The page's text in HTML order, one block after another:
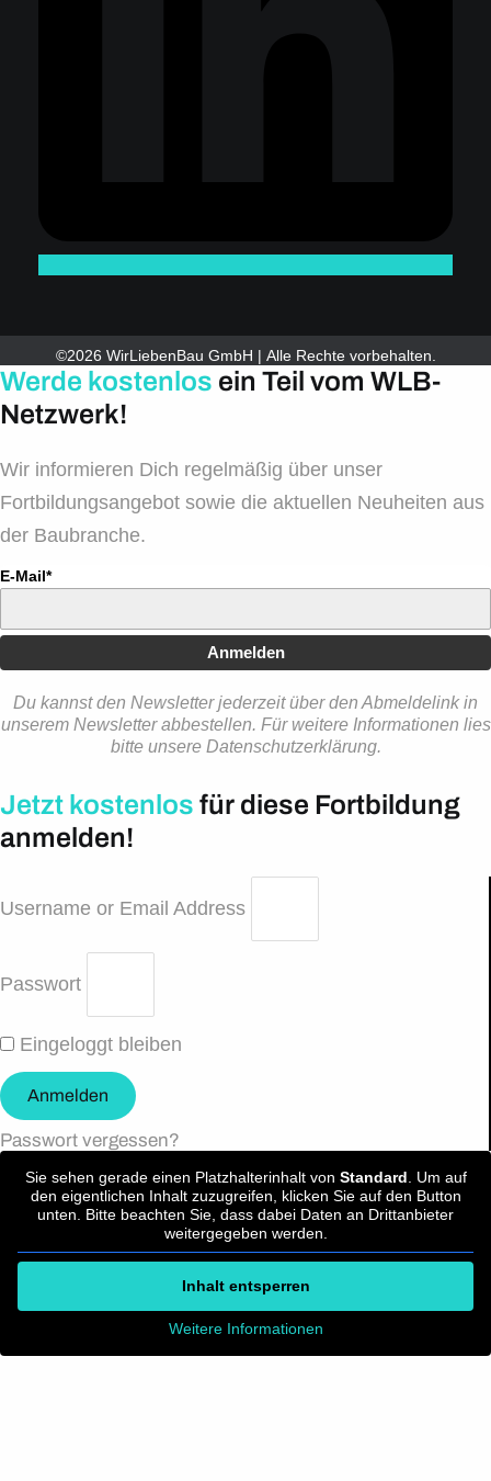
©2026 WirLiebenBau GmbH | Alle Rechte vorbehalten.
Werde kostenlos ein Teil vom WLB-
Netzwerk!
Wir informieren Dich regelmäßig über unser
Fortbildungsangebot sowie die aktuellen Neuheiten aus
der Baubranche.
E-Mail*
Anmelden
Du kannst den Newsletter jederzeit über den Abmeldelink in
unserem Newsletter abbestellen. Für weitere Informationen lies
bitte unsere Datenschutzerklärung.
Jetzt kostenlos für diese Fortbildung
anmelden!
Username or Email Address
Passwort
Eingeloggt bleiben
Anmelden
Passwort vergessen?
Sie sehen gerade einen Platzhalterinhalt von Standard . Um auf
den eigentlichen Inhalt zuzugreifen, klicken Sie auf den Button
unten. Bitte beachten Sie, dass dabei Daten an Drittanbieter
weitergegeben werden.
Inhalt entsperren
Weitere Informationen